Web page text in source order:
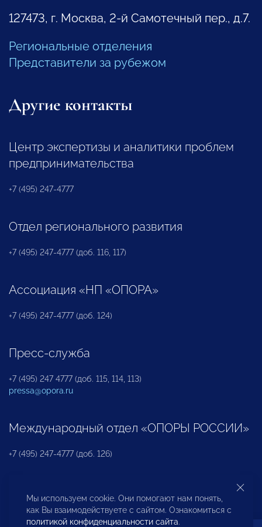
127473, г. Москва, 2-й Самотечный пер., д.7.
Региональные отделения
Представители за рубежом
Другие контакты
Центр экспертизы и аналитики проблем
предпринимательства
+7 (495) 247-4777
Отдел регионального развития
+7 (495) 247-4777 (доб. 116, 117)
Ассоциация «НП «ОПОРА»
+7 (495) 247-4777 (доб. 124)
Пресс-служба
+7 (495) 247 4777 (доб. 115, 114, 113)
pressa@opora.ru
Международный отдел «ОПОРЫ РОССИИ»
+7 (495) 247-4777 (доб. 126)
Бюро по защите прав предпринимателей и
инвесторов
Мы используем cookie. Они помогают нам понять,
как Вы взаимодействуете с сайтом. Ознакомиться с
политикой конфиденциальности сайта.